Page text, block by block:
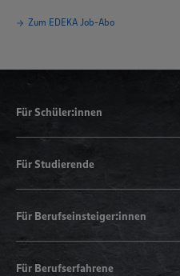
Zum EDEKA Job-Abo
Für Schüler:innen
Für Studierende
Für Berufseinsteiger:innen
Für Berufserfahrene